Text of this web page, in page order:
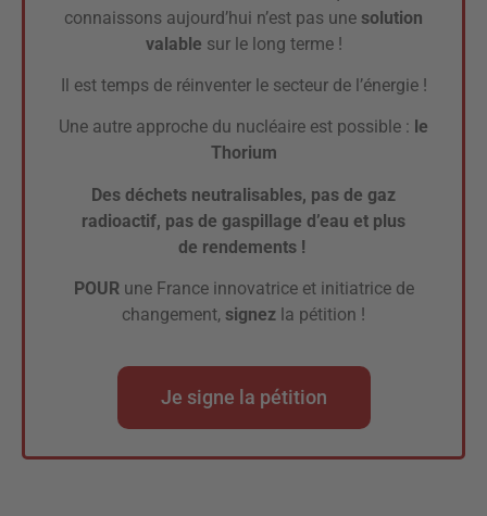
connaissons aujourd’hui n’est pas une solution
valable sur le long terme !
Il est temps de réinventer le secteur de l’énergie !
Une autre approche du nucléaire est possible : le
Thorium
Des déchets neutralisables, pas de gaz
radioactif, pas de gaspillage d’eau et plus
de rendements !
POURune France innovatrice et initiatrice de
changement, signez la pétition !
Je signe la pétition